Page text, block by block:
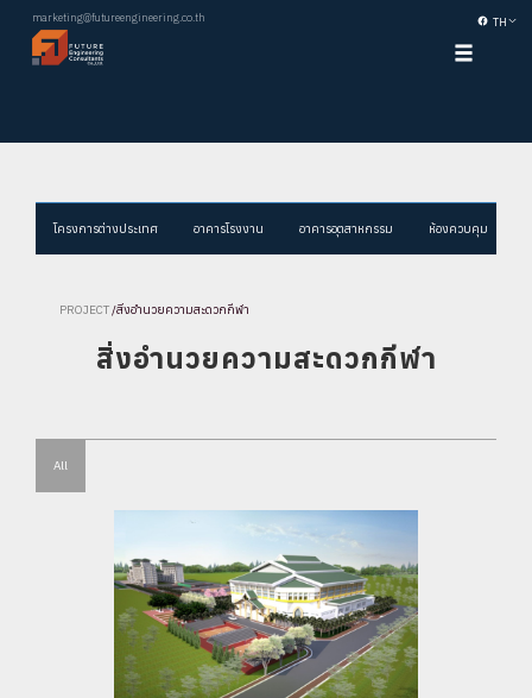
TH
marketing@futureengineering.co.th
โครงการต่างประเทศ อาคารโรงงาน อาคารอุตสาหกรรม ห้องควบคุม
PROJECT/สิ่งอำนวยความสะดวกกีฬา
สิ่งอำนวยความสะดวกกีฬา
All